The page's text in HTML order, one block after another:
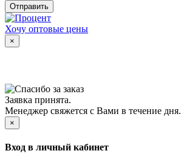
Отправить
Хочу оптовые цены
×
Заявка принята.
Менеджер свяжется с Вами в течение дня.
×
Вход в личный кабинет